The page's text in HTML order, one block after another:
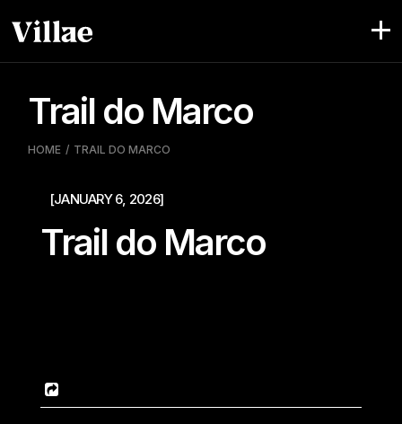
para
Trail do Marco
HOME TRAIL DO MARCO
[JANUARY 6, 2026]
Trail do Marco